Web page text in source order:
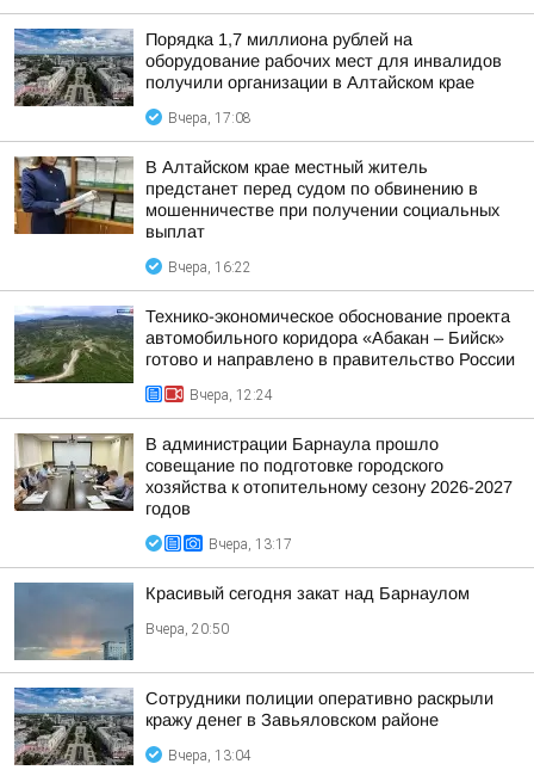
Порядка 1,7 миллиона рублей на
оборудование рабочих мест для инвалидов
получили организации в Алтайском крае
Вчера, 17:08
В Алтайском крае местный житель
предстанет перед судом по обвинению в
мошенничестве при получении социальных
выплат
Вчера, 16:22
Технико-экономическое обоснование проекта
автомобильного коридора «Абакан – Бийск»
готово и направлено в правительство России
Вчера, 12:24
В администрации Барнаула прошло
совещание по подготовке городского
хозяйства к отопительному сезону 2026-2027
годов
Вчера, 13:17
Красивый сегодня закат над Барнаулом
Вчера, 20:50
Сотрудники полиции оперативно раскрыли
кражу денег в Завьяловском районе
Вчера, 13:04